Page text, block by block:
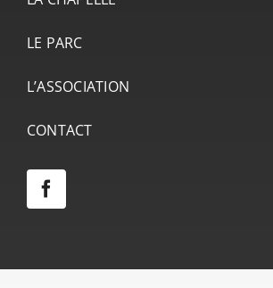
LE PARC
L’ASSOCIATION
CONTACT